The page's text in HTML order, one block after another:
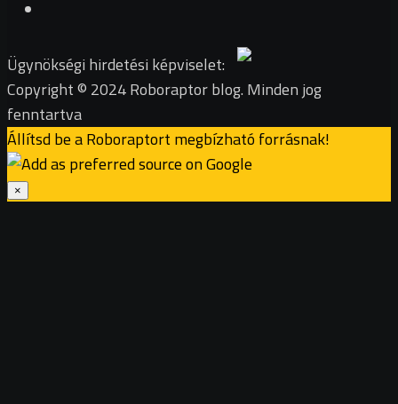
Ügynökségi hirdetési képviselet:
Copyright © 2024 Roboraptor blog. Minden jog
fenntartva
Állítsd be a Roboraptort megbízható forrásnak!
×